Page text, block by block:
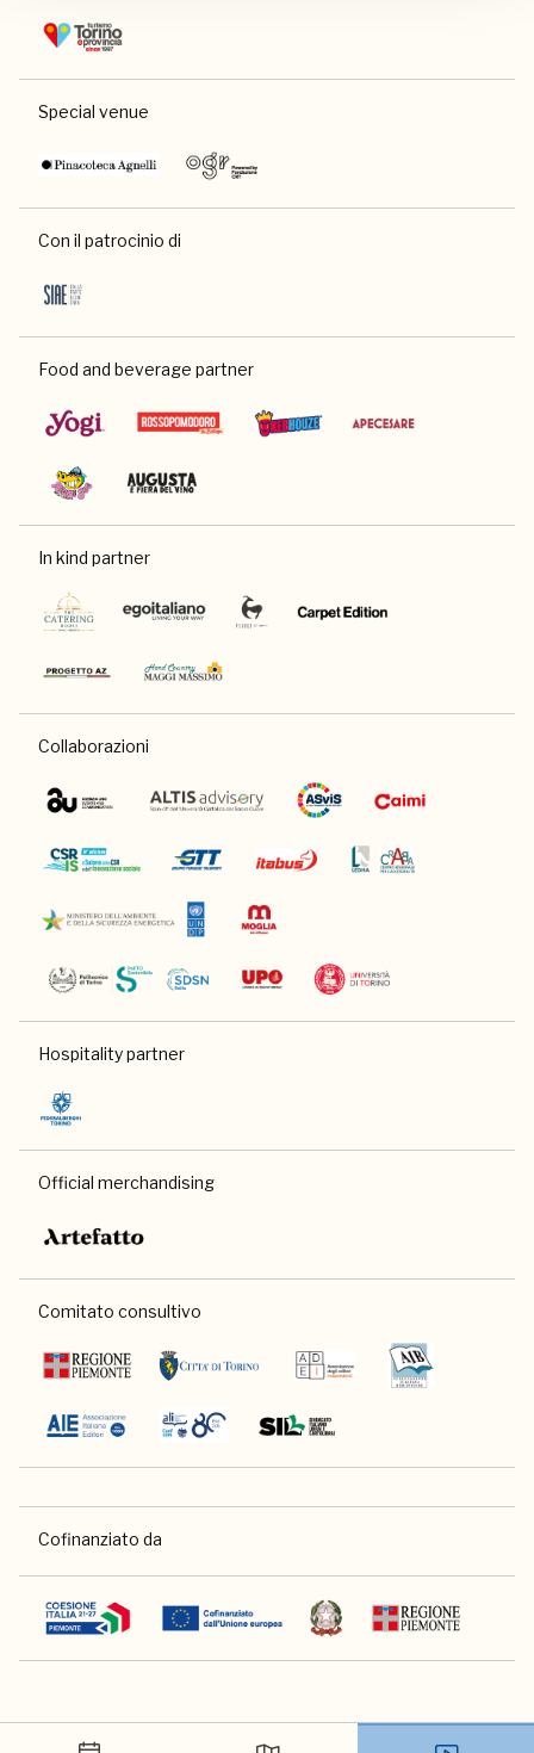
Special venue
Con il patrocinio di
Food and beverage partner
In kind partner
Collaborazioni
Hospitality partner
Official merchandising
Comitato consultivo
Cofinanziato da